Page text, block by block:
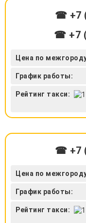
☎ +7
☎ +7
Цена по
График работы:
Рейтинг такси:
☎ +7
Цена по
График работы:
Рейтинг такси: